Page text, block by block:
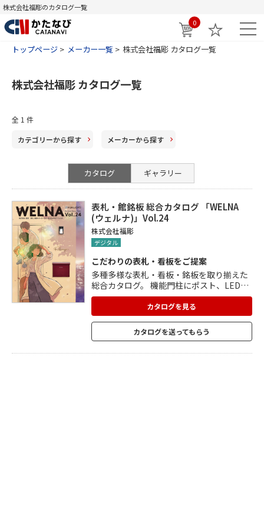
株式会社福彫のカタログ一覧
0
トップページ メーカー一覧 株式会社福彫 カタログ一覧
株式会社福彫 カタログ一覧
全 1 件
カテゴリーから探す メーカーから探す
カタログ ギャラリー
表札・館銘板 総合カタログ 「WELNA
(ウェルナ)」Vol.24
株式会社福彫
デジタル
こだわりの表札・看板をご提案
多種多様な表札・看板・銘板を取り揃えた
総合カタログ。 機能門柱にポスト、LEDラ
イトなど玄関周りのアイテムが全て揃いま
スや木目調アクリルなど、お好みのスタイ
ルに合わせてさまざまな素材の中から選ぶ
ことができます。 世界にひとつだけの「オ
カタログを見る
カタログを送ってもらう